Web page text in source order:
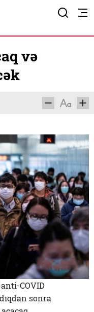
və
COVID
sonra